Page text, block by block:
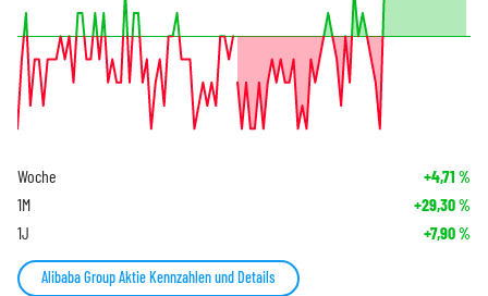
Woche +4,71 %
1M +29,30%
1J +7,90%
Alibaba Group Aktie Kennzahlen und Details